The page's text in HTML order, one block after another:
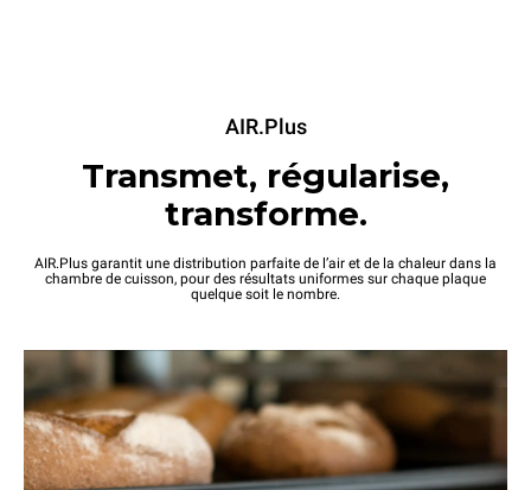
AIR.Plus
Transmet, régularise,
transforme.
AIR.Plus garantit une distribution parfaite de l’air et de la chaleur dans la
chambre de cuisson, pour des résultats uniformes sur chaque plaque
quelque soit le nombre.